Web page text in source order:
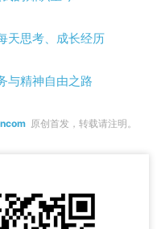
天思考、成长经历
与精神自由之路
原创首发，转载请注明。